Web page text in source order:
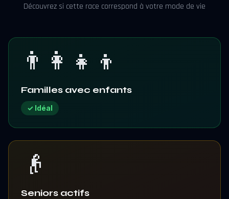
Découvrez si cette race correspond à votre mode de vie
👨‍👩‍👧‍👦
Familles avec enfants
✓ Idéal
👴
Seniors actifs